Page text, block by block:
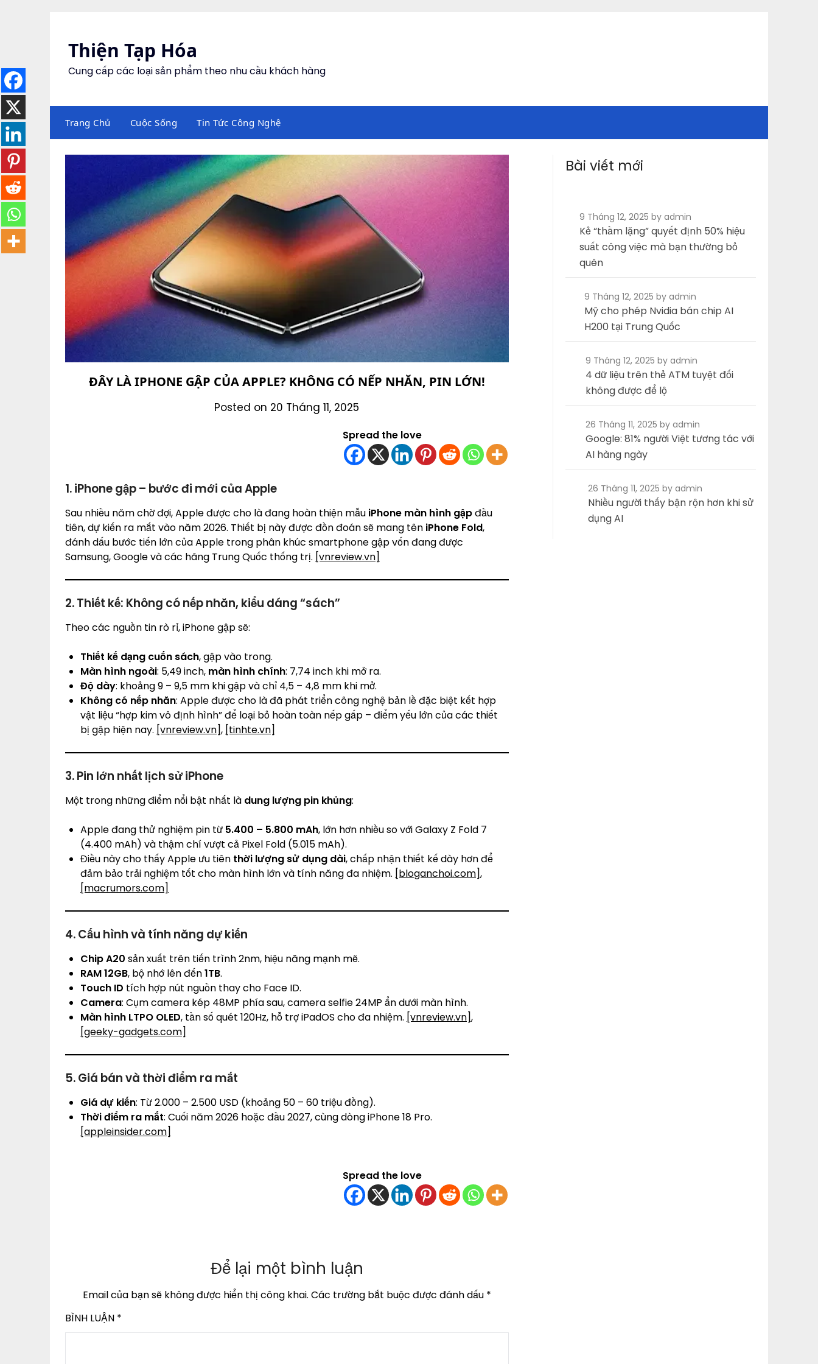
Thiện Tạp Hóa
Cung cấp các loại sản phẩm theo nhu cầu khách hàng
Trang Chủ Cuộc Sống Tin Tức Công Nghệ
ĐÂY LÀ IPHONE GẬP CỦA APPLE? KHÔNG CÓ NẾP NHĂN, PIN LỚN!
Posted on 20 Tháng 11, 2025
Spread the love
1. iPhone gập – bước đi mới của Apple
Sau nhiều năm chờ đợi, Apple được cho là đang hoàn thiện mẫu iPhone màn hình gậpđầu
tiên, dự kiến ra mắt vào năm 2026. Thiết bị này được đồn đoán sẽ mang tên iPhone Fold,
đánh dấu bước tiến lớn của Apple trong phân khúc smartphone gập vốn đang được
Samsung, Google và các hãng Trung Quốc thống trị. [vnreview.vn]
2. Thiết kế: Không có nếp nhăn, kiểu dáng “sách”
Theo các nguồn tin rò rỉ, iPhone gập sẽ:
Thiết kế dạng cuốn sách, gập vào trong.
Màn hình ngoài: 5,49 inch, màn hình chính: 7,74 inch khi mở ra.
Độ dày: khoảng 9 – 9,5 mm khi gập và chỉ 4,5 – 4,8 mm khi mở.
Không có nếp nhăn: Apple được cho là đã phát triển công nghệ bản lề đặc biệt kết hợp
vật liệu “hợp kim vô định hình” để loại bỏ hoàn toàn nếp gấp – điểm yếu lớn của các thiết
bị gập hiện nay. [vnreview.vn], [tinhte.vn]
3. Pin lớn nhất lịch sử iPhone
Một trong những điểm nổi bật nhất là dung lượng pin khủng:
Apple đang thử nghiệm pin từ 5.400 – 5.800 mAh, lớn hơn nhiều so với Galaxy Z Fold 7
(4.400 mAh) và thậm chí vượt cả Pixel Fold (5.015 mAh).
Điều này cho thấy Apple ưu tiên thời lượng sử dụng dài, chấp nhận thiết kế dày hơn để
đảm bảo trải nghiệm tốt cho màn hình lớn và tính năng đa nhiệm. [bloganchoi.com],
[macrumors.com]
4. Cấu hình và tính năng dự kiến
Chip A20 sản xuất trên tiến trình 2nm, hiệu năng mạnh mẽ.
RAM 12GB, bộ nhớ lên đến1TB.
Touch ID tích hợp nút nguồn thay cho Face ID.
Camera: Cụm camera kép 48MP phía sau, camera selfie 24MP ẩn dưới màn hình.
Màn hình LTPO OLED, tần số quét 120Hz, hỗ trợ iPadOS cho đa nhiệm. [vnreview.vn],
[geeky-gadgets.com]
5. Giá bán và thời điểm ra mắt
Giá dự kiến: Từ 2.000 – 2.500 USD (khoảng 50 – 60 triệu đồng).
Thời điểm ra mắt: Cuối năm 2026 hoặc đầu 2027, cùng dòng iPhone 18 Pro.
[appleinsider.com]
Spread the love
Để lại một bình luận
Email của bạn sẽ không được hiển thị công khai. Các trường bắt buộc được đánh dấu *
BÌNH LUẬN *
Bài viết mới
9 Tháng 12, 2025 by admin
Kẻ “thầm lặng” quyết định 50% hiệu
suất công việc mà bạn thường bỏ
quên
9 Tháng 12, 2025by admin
Mỹ cho phép Nvidia bán chip AI
H200 tại Trung Quốc
9 Tháng 12, 2025by admin
4 dữ liệu trên thẻ ATM tuyệt đối
không được để lộ
26 Tháng 11, 2025 by admin
Google: 81% người Việt tương tác với
AI hàng ngày
26 Tháng 11, 2025by admin
Nhiều người thấy bận rộn hơn khi sử
dụng AI